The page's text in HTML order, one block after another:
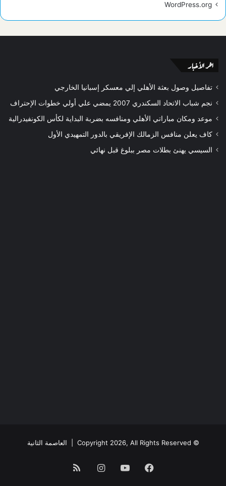
WordPress.org
اخر الأخبار
تفاصيل وصول بعثة الأهلي إلي معسكر إسبانيا الخارجي
نجم شباب الاتحاد السكندري 2007 يمضي علي أولي خطوات الإحتراف
موعد ومكان مباراتي الأهلي ومنافسه بضربة البداية لكأس الكونفيدرالية
كاف يعلن منافس الزمالك الإفريقي بالدور التمهيدي الأول
السيسي يهنئ بطلات مصر ببلوغ قبل نهائي
© Copyright 2026, All Rights Reserved | العاصمة الثانية
فيسبوكيوتيوبانستقرامملخص